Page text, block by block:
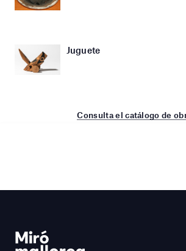
Juguete
Consulta el catálogo de